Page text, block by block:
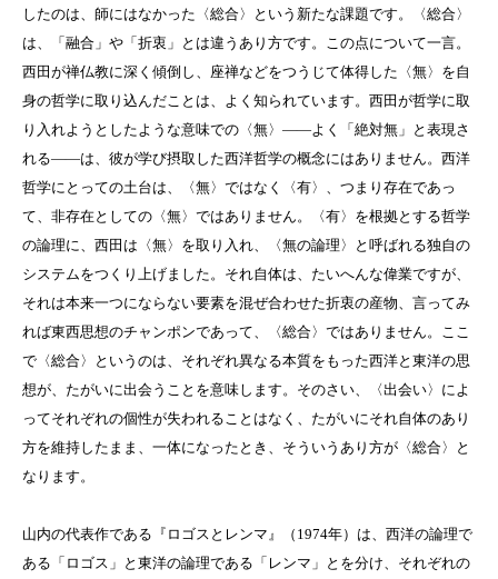
したのは、師にはなかった〈総合〉という新たな課題です。〈総合〉
は、「融合」や「折衷」とは違うあり方です。この点について一言。
西田が禅仏教に深く傾倒し、座禅などをつうじて体得した〈無〉を自
身の哲学に取り込んだことは、よく知られています。西田が哲学に取
り入れようとしたような意味での〈無〉――よく「絶対無」と表現さ
れる――は、彼が学び摂取した西洋哲学の概念にはありません。西洋
哲学にとっての土台は、〈無〉ではなく〈有〉、つまり存在であっ
て、非存在としての〈無〉ではありません。〈有〉を根拠とする哲学
の論理に、西田は〈無〉を取り入れ、〈無の論理〉と呼ばれる独自の
システムをつくり上げました。それ自体は、たいへんな偉業ですが、
それは本来一つにならない要素を混ぜ合わせた折衷の産物、言ってみ
れば東西思想のチャンポンであって、〈総合〉ではありません。ここ
で〈総合〉というのは、それぞれ異なる本質をもった西洋と東洋の思
想が、たがいに出会うことを意味します。そのさい、〈出会い〉によ
ってそれぞれの個性が失われることはなく、たがいにそれ自体のあり
方を維持したまま、一体になったとき、そういうあり方が〈総合〉と
なります。
山内の代表作である『ロゴスとレンマ』（ 1974年）は、西洋の論理で
ある「ロゴス」と東洋の論理である「レンマ」とを分け、それぞれの